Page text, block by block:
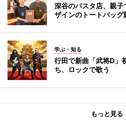
深谷のパスタ店、親
ザインのトートバッグ
学ぶ・知る
行田で新曲「武将D
ち、ロックで歌う
もっと見る